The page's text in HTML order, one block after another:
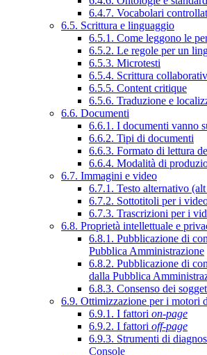
6.4.7. Vocabolari
6.5. Scrittura e linguaggio
6.5.1. Come leggono le
6.5.2. Le regole per un
6.5.3. Microtesti
6.5.4. Scrittura
6.5.5. Content critique
6.5.6. Traduzione e
6.6. Documenti
6.6.1. I documenti vanno
6.6.2. Tipi di documenti
6.6.3. Formato di lettura
6.6.4. Modalità di
6.7. Immagini e video
6.7.1. Testo alternativo
6.7.2. Sottotitoli per i
6.7.3. Trascrizioni per i
6.8. Proprietà intellettuale e
6.8.1. Pubblicazione di
Pubblica Amministrazione
6.8.2. Pubblicazione di
dalla Pubblica
6.8.3. Consenso dei
6.9. Ottimizzazione per i motori
6.9.1. I fattori on-page
6.9.2. I fattori off-page
6.9.3. Strumenti di
Console